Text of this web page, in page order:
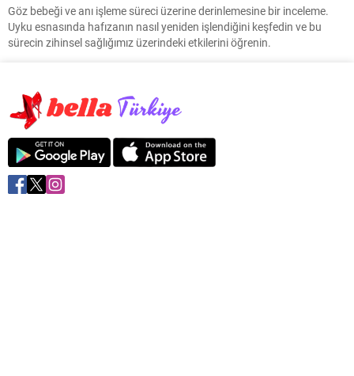
Göz bebeği ve anı işleme süreci üzerine derinlemesine bir inceleme.
Uyku esnasında hafızanın nasıl yeniden işlendiğini keşfedin ve bu
sürecin zihinsel sağlığımız üzerindeki etkilerini öğrenin.